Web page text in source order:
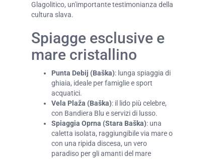
Glagolitico, un'importante testimonianza della
cultura slava.
Spiagge esclusive e
mare cristallino
Punta Debij (Baška): lunga spiaggia di
ghiaia, ideale per famiglie e sport
acquatici.
Vela Plaža (Baška): il lido più celebre,
con Bandiera Blu e servizi di lusso.
Spiaggia Oprna (Stara Baška): una
caletta isolata, raggiungibile via mare o
con una ripida discesa, un vero
paradiso per gli amanti del mare